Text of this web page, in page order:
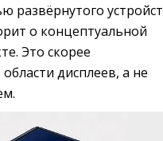
развёрнутого
о концептуальной
Это скорее
дисплеев, а не